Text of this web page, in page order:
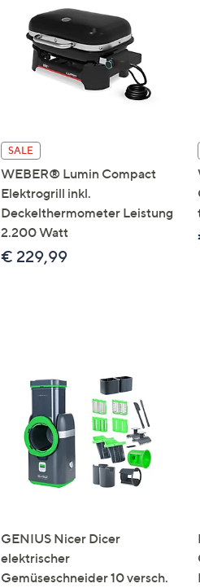
Touch-
Geräten
rechts,
um
diese
anzuzeigen.
SALE
WEBER® Lumin Compact
Elektrogrill inkl.
Deckelthermometer Leistung
2.200 Watt
€ 229,99
GENIUS Nicer Dicer
elektrischer
Gemüseschneider 10 versch.